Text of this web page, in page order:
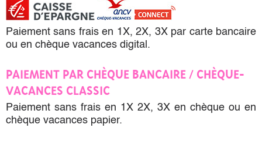
Paiement sans frais en 1X, 2X, 3X par carte bancaire
ou en chèque vacances digital.
PAIEMENT PAR CHÈQUE BANCAIRE / CHÈQUE-
VACANCES CLASSIC
Paiement sans frais en 1X 2X, 3X en chèque ou en
chèque vacances papier.